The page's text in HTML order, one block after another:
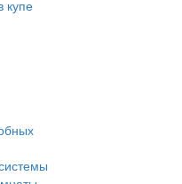
купе